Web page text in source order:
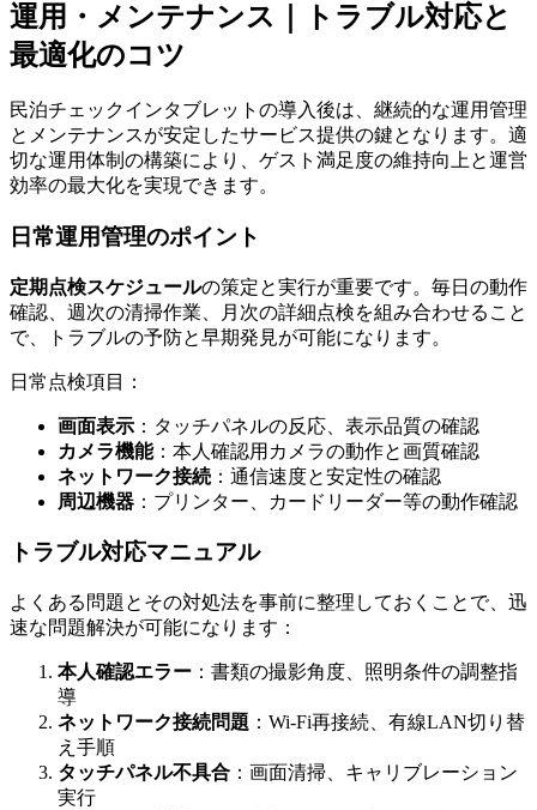
運用・メンテナンス｜トラブル対応と
最適化のコツ
民泊チェックインタブレットの導入後は、継続的な運用管理
とメンテナンスが安定したサービス提供の鍵となります。適
切な運用体制の構築により、ゲスト満足度の維持向上と運営
効率の最大化を実現できます。
日常運用管理のポイント
定期点検スケジュールの策定と実行が重要です。毎日の動作
確認、週次の清掃作業、月次の詳細点検を組み合わせること
で、トラブルの予防と早期発見が可能になります。
日常点検項目：
画面表示 ：タッチパネルの反応、表示品質の確認
カメラ機能：本人確認用カメラの動作と画質確認
ネットワーク接続 ：通信速度と安定性の確認
周辺機器 ：プリンター、カードリーダー等の動作確認
トラブル対応マニュアル
よくある問題とその対処法を事前に整理しておくことで、迅
速な問題解決が可能になります：
本人確認エラー ：書類の撮影角度、照明条件の調整指
導
ネットワーク接続問題 ：Wi-Fi再接続、有線LAN切り替
え手順
タッチパネル不具合 ：画面清掃、キャリブレーション
実行